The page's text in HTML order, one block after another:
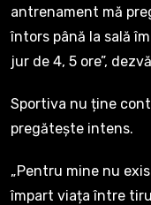
antrenament mă
întors până la sală
jur de 4, 5 ore”,
Sportiva nu ține
pregătește intens.
„Pentru mine nu
împart viața între